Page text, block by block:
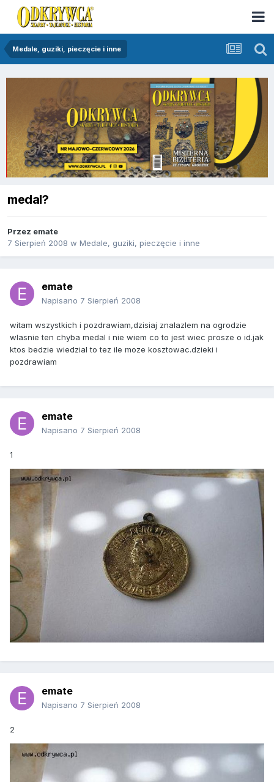
Medale, guziki, pieczęcie i inne
medal?
Przez emate
7 Sierpień 2008 w Medale, guziki, pieczęcie i inne
emate
Napisano 7 Sierpień 2008
witam wszystkich i pozdrawiam,dzisiaj znalazlem na ogrodzie
wlasnie ten chyba medal i nie wiem co to jest wiec prosze o id.jak
ktos bedzie wiedzial to tez ile moze kosztowac.dzieki i
pozdrawiam
emate
Napisano 7 Sierpień 2008
1
emate
Napisano 7 Sierpień 2008
2